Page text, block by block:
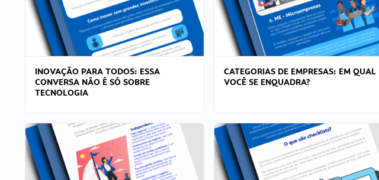
INOVAÇÃO PARA TODOS: ESSA
CONVERSA NÃO É SÓ SOBRE
TECNOLOGIA
CATEGORIAS DE EMPRESAS: EM QUAL
VOCÊ SE ENQUADRA?